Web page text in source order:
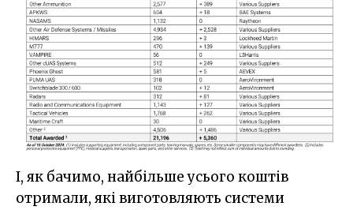
І, як бачимо, найбільше усього коштів
отримали, які виготовляють системи